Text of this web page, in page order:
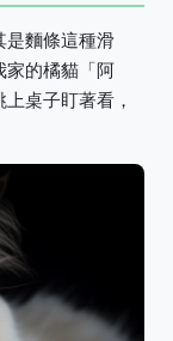
是麵條這種滑
家的橘貓「阿
桌子盯著看，